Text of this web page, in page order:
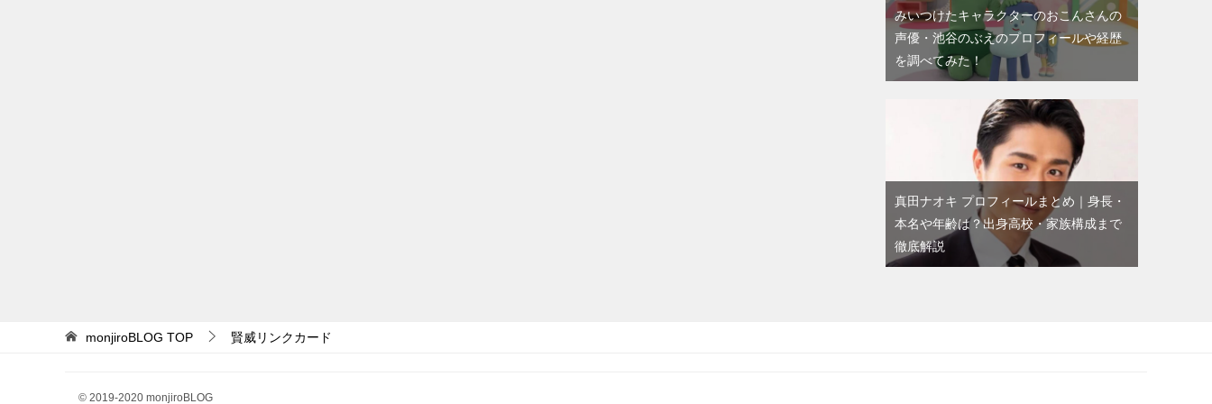
みいつけたキャラクターのおこんさんの
声優・池谷のぶえのプロフィールや経歴
を調べてみた！
真田ナオキ プロフィールまとめ｜身長・
本名や年齢は？出身高校・家族構成まで
徹底解説
monjiroBLOG TOP 賢威リンクカード
© 2019-2020 monjiroBLOG